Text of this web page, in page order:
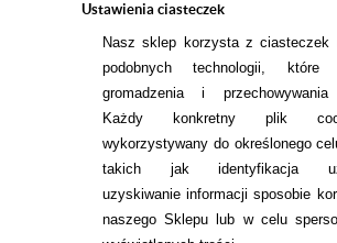
Ustawienia ciasteczek
Nasz sklep korzysta z ciasteczek
podobnych technologii,
gromadzenia i przechowywania
Każdy konkretny plik
wykorzystywany do określonego
takich jak identyfikacja
uzyskiwanie informacji sposobie
naszego Sklepu lub w celu
INFORMACJE